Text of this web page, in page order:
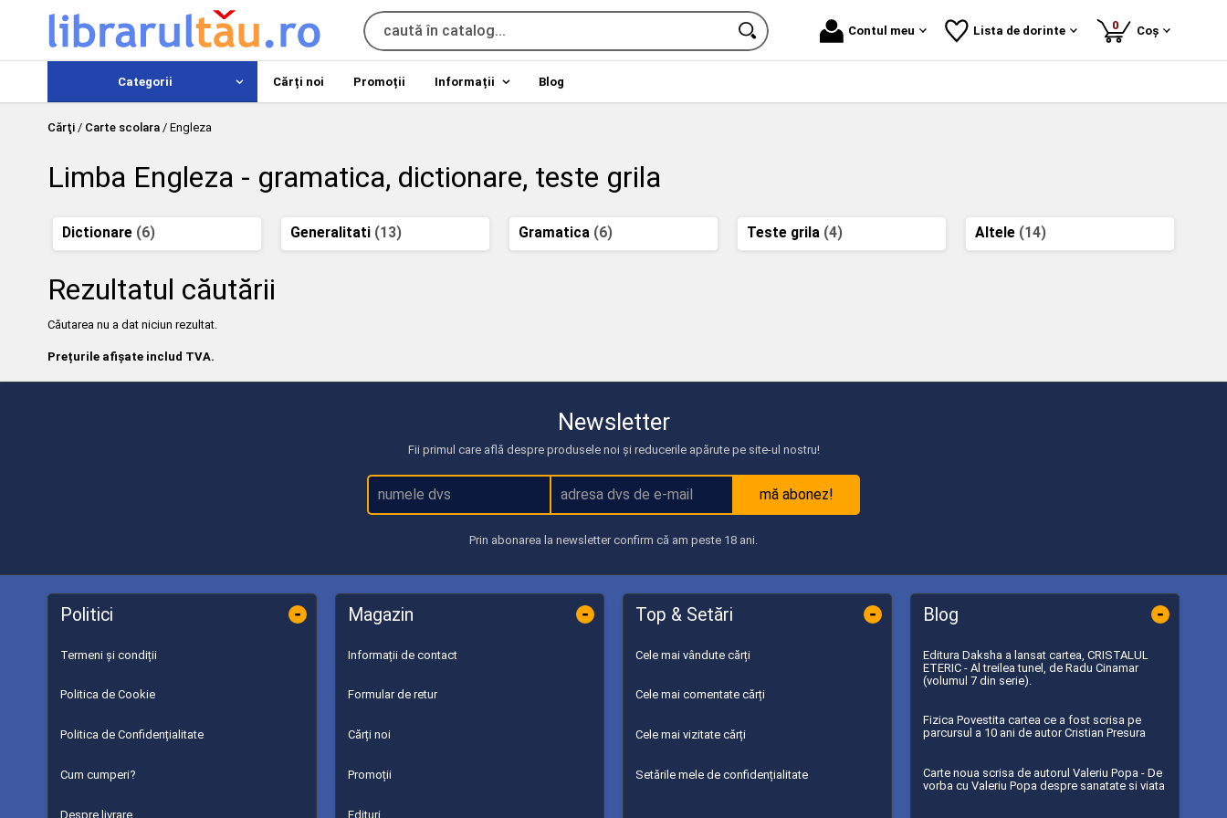
Contul meu Lista de dorinte 0produse
Coș
Categorii Cărți noi Promoții Informații Blog
Cărţi / Carte scolara / Engleza
Limba Engleza - gramatica, dictionare, teste grila
Dictionare (6) Generalitati (13) Gramatica (6) Teste grila (4) Altele (14)
Rezultatul căutării
Căutarea nu a dat niciun rezultat.
Prețurile afișate includ TVA.
Newsletter
Fii primul care află despre produsele noi și reducerile apărute pe site-ul nostru!
mă abonez!
Prin abonarea la newsletter confirm că am peste 18 ani.
Politici -
Termeni și condiții
Politica de Cookie
Politica de Confidențialitate
Cum cumperi?
Despre livrare
Magazin -
Informații de contact
Formular de retur
Cărți noi
Promoții
Edituri
Top & Setări -
Cele mai vândute cărți
Cele mai comentate cărți
Cele mai vizitate cărți
Setările mele de confidențialitate
Blog -
Editura Daksha a lansat cartea, CRISTALUL
ETERIC - Al treilea tunel, de Radu Cinamar
(volumul 7 din serie).
Fizica Povestita cartea ce a fost scrisa pe
parcursul a 10 ani de autor Cristian Presura
Carte noua scrisa de autorul Valeriu Popa - De
vorba cu Valeriu Popa despre sanatate si viata